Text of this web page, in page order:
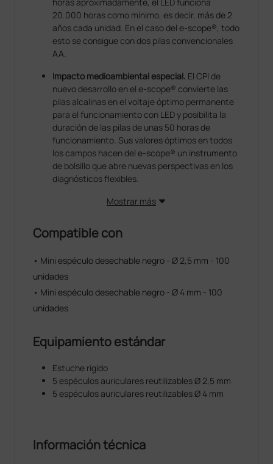
20.000 horas como mínimo, es decir, más de 2
años cada unidad. En el caso del e-scope®, todo
esto se consigue con dos pilas convencionales
AA.
Impacto medioambiental especial. El CPI de
nuevo desarrollo en el e-scope® convierte las
pilas alcalinas en el voltaje óptimo permanente
para el funcionamiento con LED y posibilita la
duración de las pilas de unas 50 horas de
funcionamiento. Sus valores óptimos en todos
los campos hacen del e-scope® un instrumento
de bolsillo que abre nuevas perspectivas en los
diagnósticos flexibles.
Mostrar más
Compatible con
• Mini espéculo desechable negro - Ø 2,5 mm - 100
unidades
• Mini espéculo desechable negro - Ø 4 mm - 100
unidades
Equipamiento estándar
Estuche rígido
5 espéculos auriculares reutilizables Ø 2,5 mm
5 espéculos auriculares reutilizables Ø 4 mm
Información técnica